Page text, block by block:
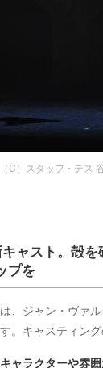
（C）スタッフ・テス
ャスト。殻
プを
ジャン・ヴァル
。キャスティング
ャラクターや雰